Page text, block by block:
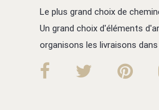
Le plus grand choix de
Un grand choix d'éléments
organisons les livraisons